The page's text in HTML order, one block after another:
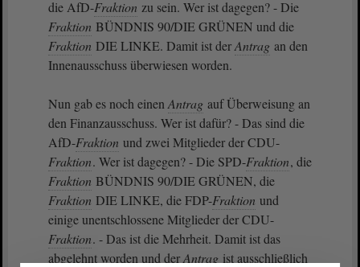
die AfD-Fraktion zu sein. Wer ist dagegen? - Die
Fraktion BÜNDNIS 90/DIE GRÜNEN und die
Fraktion DIE LINKE. Damit ist derAntrag an den
Innenausschuss überwiesen worden.
Nun gab es noch einen Antrag auf Überweisung an
den Finanzausschuss. Wer ist dafür? - Das sind die
AfD-Fraktion und zwei Mitglieder der CDU-
Fraktion. Wer ist dagegen? - Die SPD-Fraktion, die
Fraktion BÜNDNIS 90/DIE GRÜNEN, die
Fraktion DIE LINKE, die FDP-Fraktion und
einige unentschlossene Mitglieder der CDU-
Fraktion. - Das ist die Mehrheit. Damit ist das
abgelehnt worden und derAntrag ist ausschließlich